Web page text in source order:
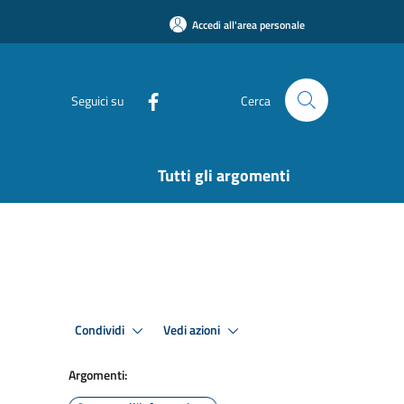
Accedi all'area personale
Seguici su Cerca
Tutti gli argomenti
Condividi Vedi azioni
Argomenti: